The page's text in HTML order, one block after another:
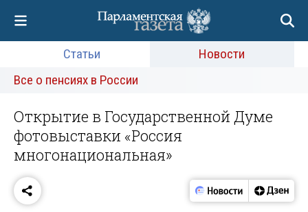
Статьи
Новости
Все о пенсиях в России
Открытие в Государственной Думе
фотовыставки «Россия
многонациональная»